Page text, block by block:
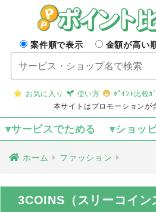
案件順で表示 金額が高い
お気に入り 使い方
ﾎﾟｲﾝﾄ比較ｶ
本サイトはプロモーションが
▾サービスでためる ▾ショッ
ホーム ファッション
3COINS（スリーコイ